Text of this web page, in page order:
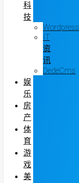
科
技
Wordpress
IT
资
讯
DedeCms
娱
乐
房
产
体
育
游
戏
美